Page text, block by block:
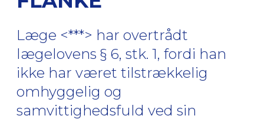
Læge <***> har overtrådt
lægelovens § 6, stk. 1, fordi han
ikke har været tilstrækkelig
omhyggelig og
samvittighedsfuld ved sin